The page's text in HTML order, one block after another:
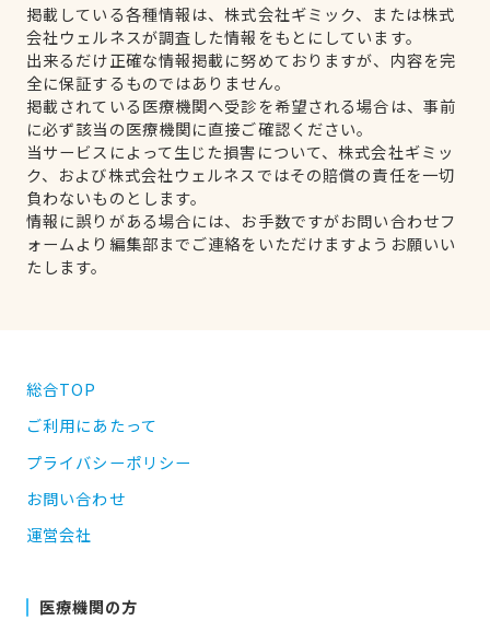
掲載している各種情報は、株式会社ギミック、または株式
会社ウェルネスが調査した情報をもとにしています。
出来るだけ正確な情報掲載に努めておりますが、内容を完
全に保証するものではありません。
掲載されている医療機関へ受診を希望される場合は、事前
に必ず該当の医療機関に直接ご確認ください。
当サービスによって生じた損害について、株式会社ギミッ
ク、および株式会社ウェルネスではその賠償の責任を一切
負わないものとします。
情報に誤りがある場合には、お手数ですがお問い合わせフ
ォームより編集部までご連絡をいただけますようお願いい
たします。
総合TOP
ご利用にあたって
プライバシーポリシー
お問い合わせ
運営会社
医療機関の方